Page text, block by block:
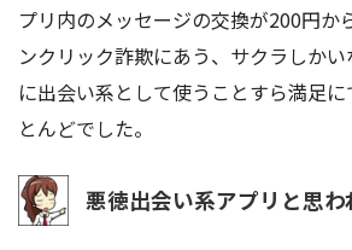
プリ内のメッセージの交換が200円か
ンクリック詐欺にあう、サクラしか
に出会い系として使うことすら満足
とんどでした。
悪徳出会い系アプリと思わ